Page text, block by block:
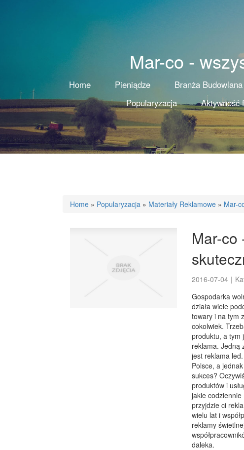
Mar-co -
Home Pieniądze Branża Budowlana
Popularyzacja
Aktywność
Home » Popularyzacja » Materiały Reklamowe » Mar-
Mar-co
2016-07-04 |
Gospodarka
działa wiele
towary i na tym
cokolwiek.
produktu, a tym
reklama. Jedną
jest reklama
Polsce, a
sukces?
produktów i
jakie
przyjdzie ci
wielu lat i
reklamy
daleka.